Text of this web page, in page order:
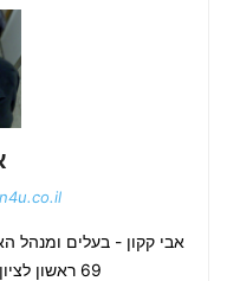
69 ראשון לציון מיקוד: 7533696 ישראל